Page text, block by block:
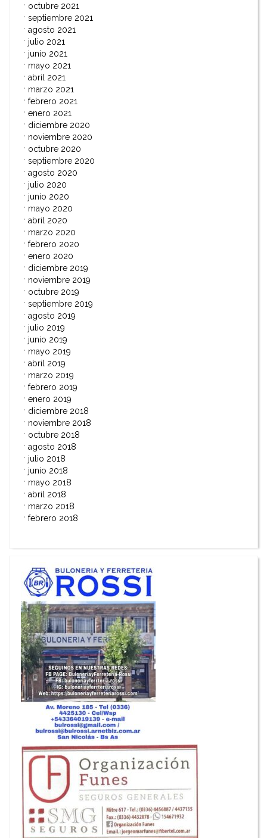
octubre 2021
septiembre 2021
agosto 2021
julio 2021
junio 2021
mayo 2021
abril 2021
marzo 2021
febrero 2021
enero 2021
diciembre 2020
noviembre 2020
octubre 2020
septiembre 2020
agosto 2020
julio 2020
junio 2020
mayo 2020
abril 2020
marzo 2020
febrero 2020
enero 2020
diciembre 2019
noviembre 2019
octubre 2019
septiembre 2019
agosto 2019
julio 2019
junio 2019
mayo 2019
abril 2019
marzo 2019
febrero 2019
enero 2019
diciembre 2018
noviembre 2018
octubre 2018
agosto 2018
julio 2018
junio 2018
mayo 2018
abril 2018
marzo 2018
febrero 2018